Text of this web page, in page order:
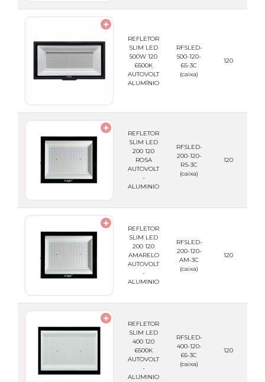
REFLETOR
SLIM LED
500W 120
6500K
AUTOVOLT
ALUMÍNIO
RFSLED-
500-120-
65-3C
(caixa)
120
REFLETOR
SLIM LED
200 120
ROSA
AUTOVOLT
-
ALUMINIO
RFSLED-
200-120-
RS-3C
(caixa)
120
REFLETOR
SLIM LED
200 120
AMARELO
AUTOVOLT
-
ALUMINIO
RFSLED-
200-120-
AM-3C
(caixa)
120
REFLETOR
SLIM LED
400 120
6500K
AUTOVOLT
-
ALUMINIO
RFSLED-
400-120-
65-3C
(caixa)
120